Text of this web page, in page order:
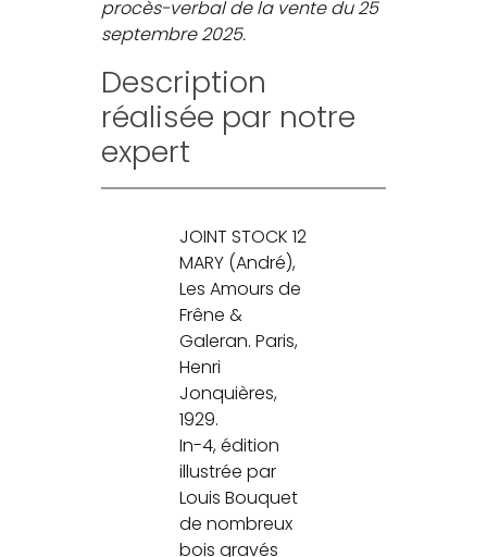
procès-verbal de la vente du 25
septembre 2025.
Description
réalisée par notre
expert
JOINT STOCK 12
MARY (André),
Les Amours de
Frêne &
Galeran. Paris,
Henri
Jonquières,
1929.
In-4, édition
illustrée par
Louis Bouquet
de nombreux
bois gravés